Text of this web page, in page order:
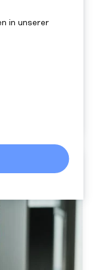
in unserer
welche für
Website
die
Funktionen
der Social-
des
besuchen
von
möchte,
Weg
Junge